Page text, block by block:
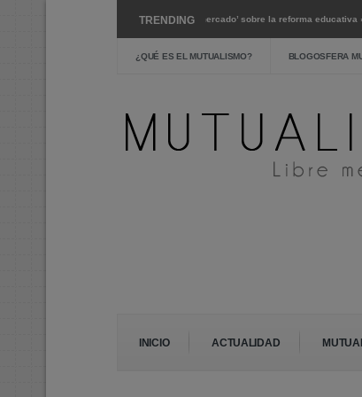
TRENDING
‘Libre mercado’ sobre la reforma educativa »
¿QUÉ ES EL MUTUALISMO? BLOGOSFERA
INICIO ACTUALIDAD